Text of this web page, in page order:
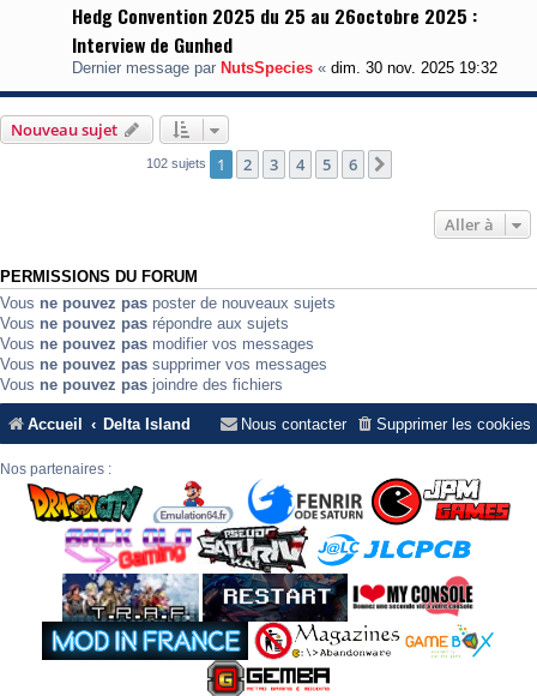
Hedg Convention 2025 du 25 au 26octobre 2025 :
Interview de Gunhed
Dernier message par NutsSpecies « dim. 30 nov. 2025 19:32
Nouveau sujet
102 sujets 1 2 3 4 5 6
Aller à
PERMISSIONS DU FORUM
Vous ne pouvez pas poster de nouveaux sujets
Vous ne pouvez pas répondre aux sujets
Vous ne pouvez pas modifier vos messages
Vous ne pouvez pas supprimer vos messages
Vous ne pouvez pas joindre des fichiers
Accueil Delta Island Supprimer les cookies
Nous contacter
Nos partenaires :